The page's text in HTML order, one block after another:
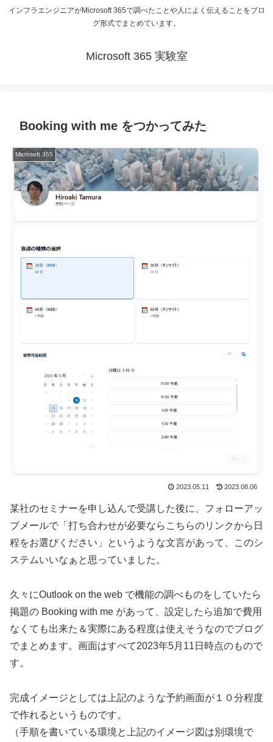
インフラエンジニアがMicrosoft 365で調べたことや人によく伝えることをブロ
グ形式でまとめています。
Microsoft 365 実験室
Booking with me をつかってみた
Microsoft 365
2023.05.11 2023.08.06
某社のセミナーを申し込んで受講した後に、フォローアッ
プメールで「打ち合わせが必要ならこちらのリンクから日
程をお選びください」というような文言があって、このシ
ステムいいなぁと思っていました。
久々にOutlook on the web で機能の調べものをしていたら
掲題の Booking with me があって、設定したら追加で費用
なくても出来た＆実際にある程度は使えそうなのでブログ
でまとめます。画面はすべて2023年5月11日時点のもので
す。
完成イメージとしては上記のような予約画面が１０分程度
で作れるというものです。
（手順を書いている環境と上記のイメージ図は別環境で